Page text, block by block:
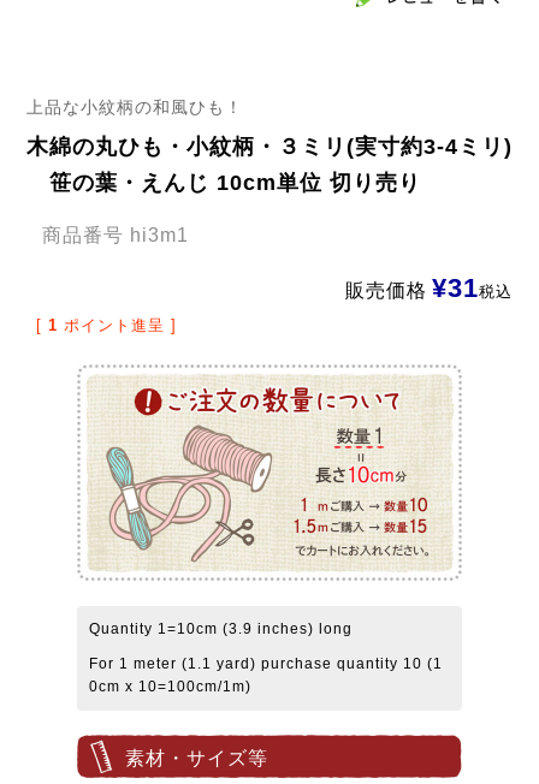
上品な小紋柄の和風ひも！
木綿の丸ひも・小紋柄・３ミリ(実寸約3-4ミリ)
笹の葉・えんじ 10cm単位 切り売り
商品番号 hi3m1
販売価格 ¥31税込
[ 1 ポイント進呈 ]
Quantity 1=10cm (3.9 inches) long
For 1 meter (1.1 yard) purchase quantity 10 (1
0cm x 10=100cm/1m)
素材・サイズ等